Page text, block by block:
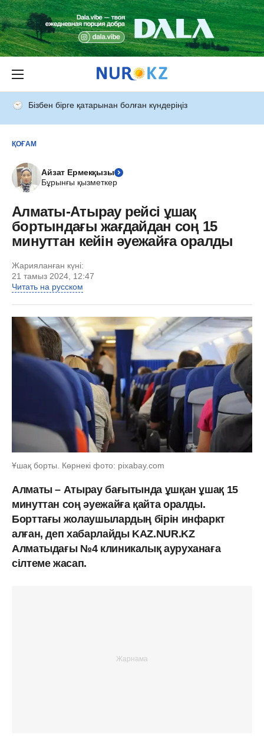
Бізбен бірге қатарынан болған күндеріңіз
ҚОҒАМ
Айзат Ермекқызы
Бұрынғы қызметкер
Алматы-Атырау рейсі ұшақ
бортындағы жағдайдан соң 15
минуттан кейін әуежайға оралды
Жарияланған күні:
21 тамыз 2024, 12:47
Читать на русском
Ұшақ борты. Көрнекі фото: pixabay.com
Алматы – Атырау бағытында ұшқан ұшақ 15
минуттан соң әуежайға қайта оралды.
Борттағы жолаушылардың бірін инфаркт
алған, деп хабарлайды KAZ.NUR.KZ
Алматыдағы №4 клиникалық ауруханаға
сілтеме жасап.